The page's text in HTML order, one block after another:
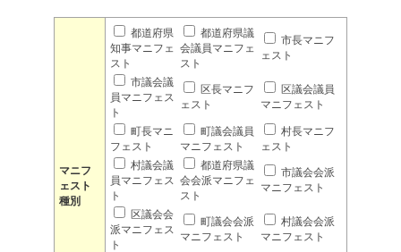
マニフ
ェスト
種別
都道府県
知事マニフェ
スト
都道府県議
会議員マニフェ
スト
市長マニフ
ェスト
市議会議
員マニフェス
ト
区長マニフ
ェスト
区議会議員
マニフェスト
町長マニ
フェスト
町議会議員
マニフェスト
村長マニフ
ェスト
村議会議
員マニフェス
ト
都道府県議
会会派マニフェ
スト
市議会会派
マニフェスト
区議会会
派マニフェス
ト
町議会会派
マニフェスト
村議会会派
マニフェスト